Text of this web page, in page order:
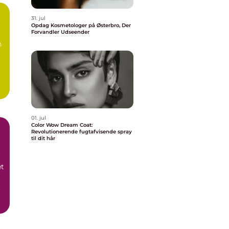
31. jul
Opdag Kosmetologer på Østerbro, Der
Forvandler Udseender
01. jul
Color Wow Dream Coat:
Revolutionerende fugtafvisende spray
til dit hår